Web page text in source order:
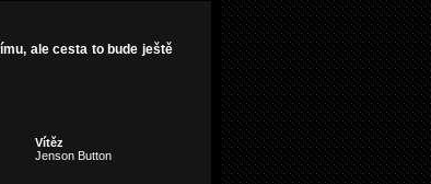
ale cesta to bude ještě
Vítěz
Jenson Button